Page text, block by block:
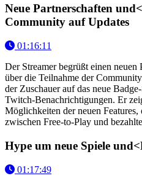
Neue Partnerschaften
Community auf Updates
01:16:11
Der Streamer begrüßt einen
über die Teilnahme der
der Zuschauer auf das neue
Twitch-Benachrichtigungen. Er
Möglichkeiten der neuen
zwischen Free-to-Play und
Hype um neue Spiele
01:17:49